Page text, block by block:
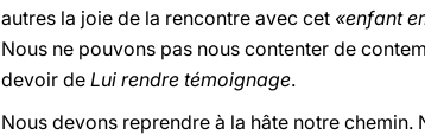
autres la joie de la rencontre avec cet «enfant
Nous ne pouvons pas nous contenter de
devoir de Lui rendre témoignage.
Nous devons reprendre à la hâte notre